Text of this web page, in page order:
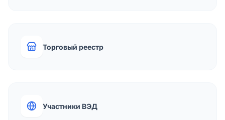
Торговый реестр
Участники ВЭД